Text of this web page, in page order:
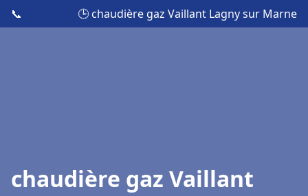
📞 🕒 chaudière gaz Vaillant Lagny sur Marne
chaudière gaz Vaillant